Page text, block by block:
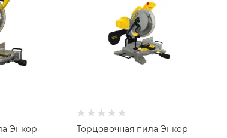
Энкор
Торцовочная пила Энкор